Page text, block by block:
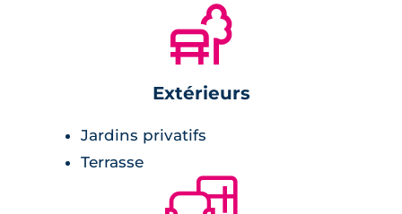
🌲
Extérieurs
Jardins privatifs
Terrasse